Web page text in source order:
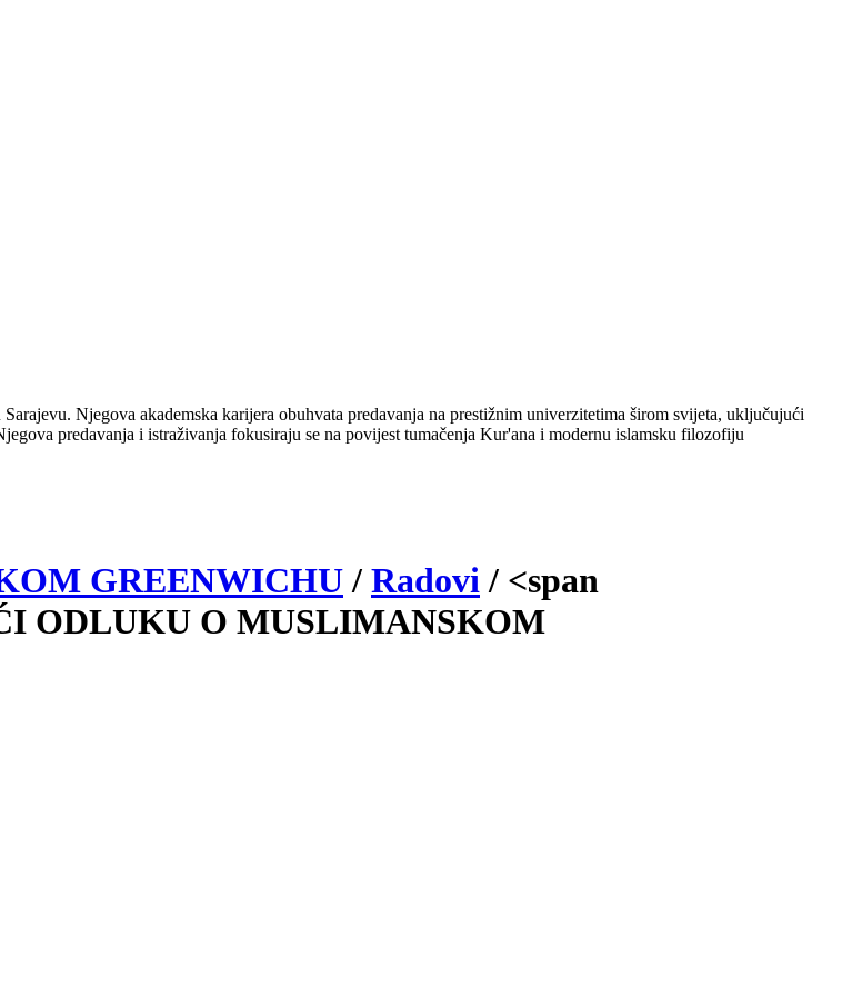
Njegova akademska karijera obuhvata predavanja na prestižnim univerzitetima širom svijeta, uključujući
predavanja i istraživanja fokusiraju se na povijest tumačenja Kur'ana i modernu islamsku filozofiju
GREENWICHU / Radovi / <span
ODLUKU O MUSLIMANSKOM